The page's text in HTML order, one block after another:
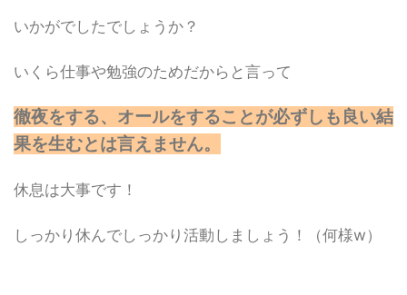
いかがでしたでしょうか？
いくら仕事や勉強のためだからと言って
徹夜をする、オールをすることが必ずしも良い結
果を生むとは言えません。
休息は大事です！
しっかり休んでしっかり活動しましょう！（何様w）